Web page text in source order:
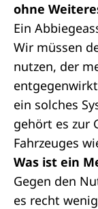
ohne
Ein
Wir müssen
nutzen, der
ein solches
gehört es zur
Fahrzeuges
Was ist ein
Gegen den
es recht